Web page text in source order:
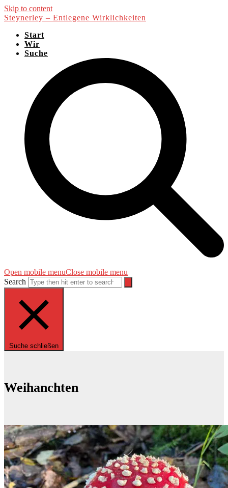
Skip to content
Steynerley – Entlegene Wirklichkeiten
Start
Wir
Suche
Open mobile menuClose mobile menu
Search
Suche schließen
Weihanchten